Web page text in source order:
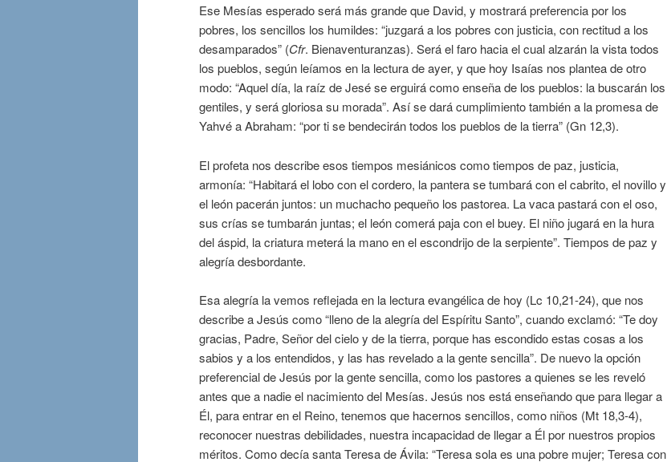
Ese Mesías esperado será más grande que David, y mostrará preferencia por los
pobres, los sencillos los humildes: “juzgará a los pobres con justicia, con rectitud a los
desamparados” (Cfr. Bienaventuranzas). Será el faro hacia el cual alzarán la vista todos
los pueblos, según leíamos en la lectura de ayer, y que hoy Isaías nos plantea de otro
modo: “Aquel día, la raíz de Jesé se erguirá como enseña de los pueblos: la buscarán los
gentiles, y será gloriosa su morada”. Así se dará cumplimiento también a la promesa de
Yahvé a Abraham: “por ti se bendecirán todos los pueblos de la tierra” (Gn 12,3).
El profeta nos describe esos tiempos mesiánicos como tiempos de paz, justicia,
armonía: “Habitará el lobo con el cordero, la pantera se tumbará con el cabrito, el novillo y
el león pacerán juntos: un muchacho pequeño los pastorea. La vaca pastará con el oso,
sus crías se tumbarán juntas; el león comerá paja con el buey. El niño jugará en la hura
del áspid, la criatura meterá la mano en el escondrijo de la serpiente”. Tiempos de paz y
alegría desbordante.
Esa alegría la vemos reflejada en la lectura evangélica de hoy (Lc 10,21-24), que nos
describe a Jesús como “lleno de la alegría del Espíritu Santo”, cuando exclamó: “Te doy
gracias, Padre, Señor del cielo y de la tierra, porque has escondido estas cosas a los
sabios y a los entendidos, y las has revelado a la gente sencilla”. De nuevo la opción
preferencial de Jesús por la gente sencilla, como los pastores a quienes se les reveló
antes que a nadie el nacimiento del Mesías. Jesús nos está enseñando que para llegar a
Él, para entrar en el Reino, tenemos que hacernos sencillos, como niños (Mt 18,3-4),
reconocer nuestras debilidades, nuestra incapacidad de llegar a Él por nuestros propios
méritos. Como decía santa Teresa de Ávila: “Teresa sola es una pobre mujer; Teresa con